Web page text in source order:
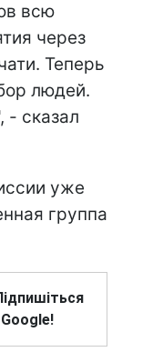
всю
через
Теперь
людей.
- сказал
уже
группа